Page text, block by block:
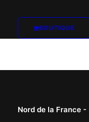
BOUTIQUE
Nord de la France -